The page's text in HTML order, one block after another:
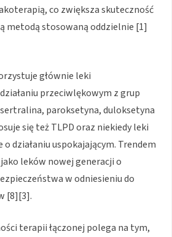
co zwiększa skuteczność
metodą stosowaną oddzielnie [1]
głównie leki
przeciwlękowym z grup
sertralina, paroksetyna, duloksetyna
się też TLPD oraz niekiedy leki
działaniu uspokajającym. Trendem
leków nowej generacji o
w odniesieniu do
[8][3].
terapii łączonej polega na tym,